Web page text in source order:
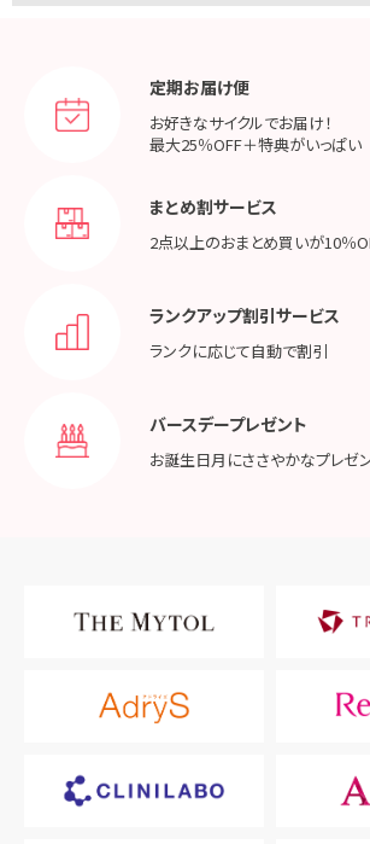
定期お届け便
お好きなサイクルでお届け！
最大25％OFF＋特典がいっぱい
まとめ割サービス
2点以上のおまとめ買いが10％
ランクアップ割引サービス
ランクに応じて自動で割引
バースデープレゼント
お誕生日月にささやかなプレゼ